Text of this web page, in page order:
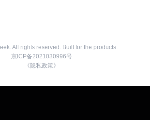
All rights reserved. Built for the products.
京ICP备2021030996号
《隐私政策》